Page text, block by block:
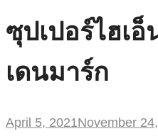
ซุปเปอร์ไฮเ
เดนมาร์ก
April 5, 2021November